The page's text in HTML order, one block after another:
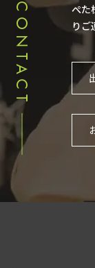
CONTACT
ぺた
りご